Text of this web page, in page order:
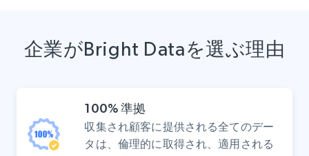
企業がBright Dataを選ぶ理由
100% 準拠
収集され顧客に提供される全てのデー
タは、倫理的に取得され、適用される